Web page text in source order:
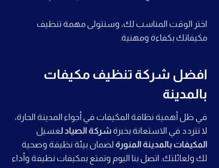
اختر الوقت المناسب لك، وسنتولى مهمة تنظيف
مكيفاتك بكفاءة ومهنية.
افضل شركة تنظيف مكيفات
بالمدينة
في ظل أهمية نظافة المكيفات في أجواء المدينة الحارة،
لا تتردد في الاستعانة بخبرة شركة الصياد لغسيل
المكيفات بالمدينة المنورة لضمان بيئة نظيفة وصحية
لك ولعائلتك. اتصل بنا اليوم وتمتع بمكيفات نظيفة وأداء